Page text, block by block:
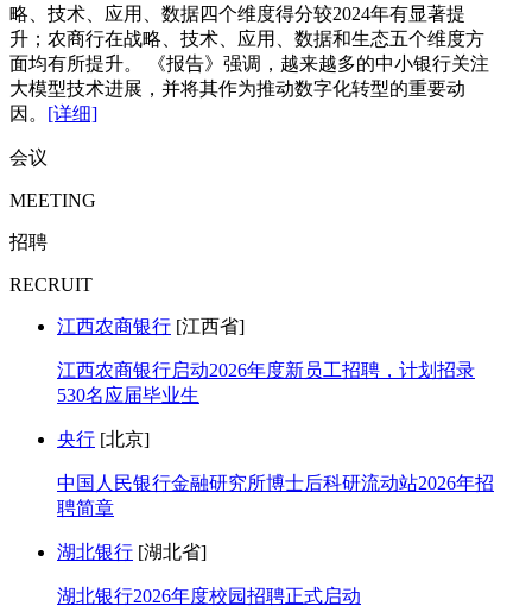
略、技术、应用、数据四个维度得分较2024年有显著提
升；农商行在战略、技术、应用、数据和生态五个维度方
面均有所提升。 《报告》强调，越来越多的中小银行关注
大模型技术进展，并将其作为推动数字化转型的重要动
因。 [详细]
会议
MEETING
招聘
RECRUIT
江西农商银行 [江西省]
江西农商银行启动2026年度新员工招聘，计划招录
530名应届毕业生
央行 [北京]
中国人民银行金融研究所博士后科研流动站2026年招
聘简章
湖北银行 [湖北省]
湖北银行2026年度校园招聘正式启动